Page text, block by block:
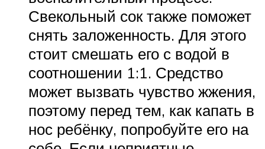
Свекольный сок также поможет
снять заложенность. Для этого
стоит смешать его с водой в
соотношении 1:1. Средство
может вызвать чувство жжения,
поэтому перед тем, как капать в
нос ребёнку, попробуйте его на